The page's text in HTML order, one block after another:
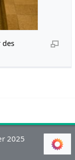
des
2025